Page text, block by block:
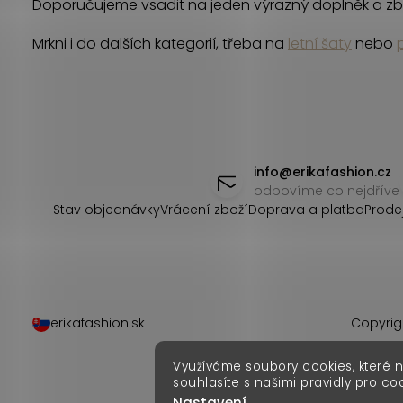
Využíváme soubory cookies, které
souhlasíte s našimi pravidly pro
r
v
Doporučujeme vsadit na jeden výrazný doplněk a
Mrkni i do dalších kategorií, třeba na letní šaty nebo
info@erikafashion.cz
odpovíme co nejdříve
Stav objednávkyVrácení zbožíDoprava a platba
erikafashion.sk